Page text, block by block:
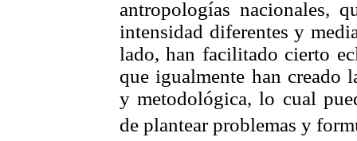
antropologías nacionales,
intensidad diferentes y
lado, han facilitado cierto
que igualmente han creado
y metodológica, lo cual
de plantear problemas y